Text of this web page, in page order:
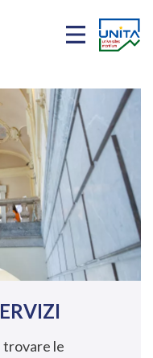
trovare le